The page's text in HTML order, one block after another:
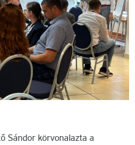
Sándor körvonalazta a